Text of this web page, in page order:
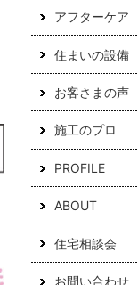
アフターケア
住まいの設備
お客さまの声
施工のプロ
PROFILE
ABOUT
住宅相談会
お問い合わせ